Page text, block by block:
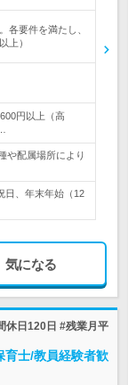
各要件を満たし、
上）
円以上（高
や配属場所により
日、年末年始（12
気になる
休日120日 #残業月平
育士/教員経験者歓